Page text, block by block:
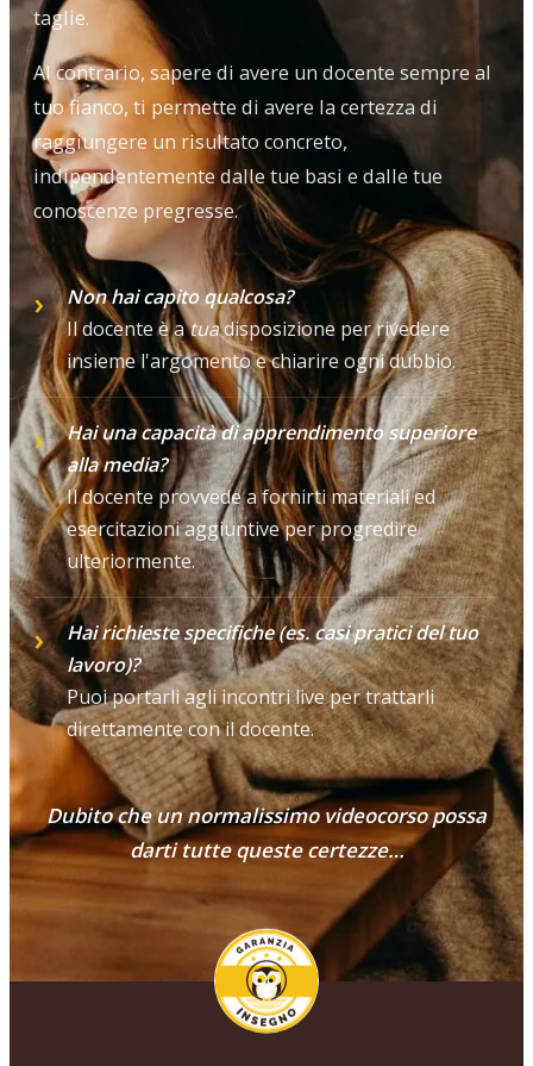
taglie.
Al contrario, sapere di avere un docente sempre al
tuo fianco, ti permette di avere la certezza di
raggiungere un risultato concreto,
indipendentemente dalle tue basi e dalle tue
conoscenze pregresse.
Non hai capito qualcosa?
Il docente è atuadisposizione per rivedere
insieme l'argomento e chiarire ogni dubbio.
Hai una capacità di apprendimento superiore
alla media?
Il docente provvede a fornirti materiali ed
esercitazioni aggiuntive per progredire
ulteriormente.
Hai richieste specifiche (es. casi pratici del tuo
lavoro)?
Puoi portarli agli incontri live per trattarli
direttamente con il docente.
Dubito che un normalissimo videocorso possa
darti tutte queste certezze…